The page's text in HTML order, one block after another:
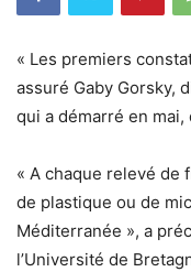
« Les premiers
assuré Gaby Gorsky,
qui a démarré en mai,
« A chaque relevé de
de plastique ou de
Méditerranée », a
l’Université de